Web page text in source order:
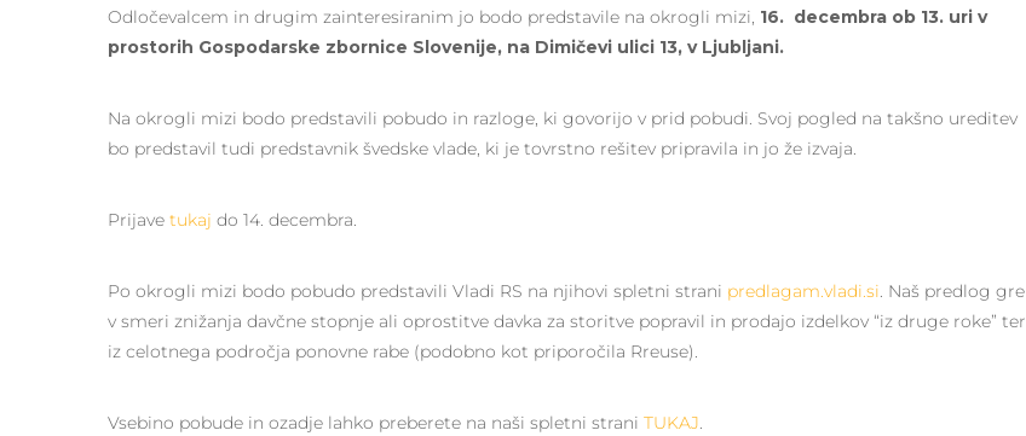
Odločevalcem in drugim zainteresiranim jo bodo predstavile na okrogli mizi, 16. decembra ob 13. uri v
prostorih Gospodarske zbornice Slovenije, na Dimičevi ulici 13, v Ljubljani.
Na okrogli mizi bodo predstavili pobudo in razloge, ki govorijo v prid pobudi. Svoj pogled na takšno ureditev
bo predstavil tudi predstavnik švedske vlade, ki je tovrstno rešitev pripravila in jo že izvaja.
Prijave tukaj do 14. decembra.
Po okrogli mizi bodo pobudo predstavili Vladi RS na njihovi spletni strani predlagam.vladi.si. Naš predlog gre
v smeri znižanja davčne stopnje ali oprostitve davka za storitve popravil in prodajo izdelkov “iz druge roke” ter
iz celotnega področja ponovne rabe (podobno kot priporočila Rreuse).
Vsebino pobude in ozadje lahko preberete na naši spletni strani TUKAJ.